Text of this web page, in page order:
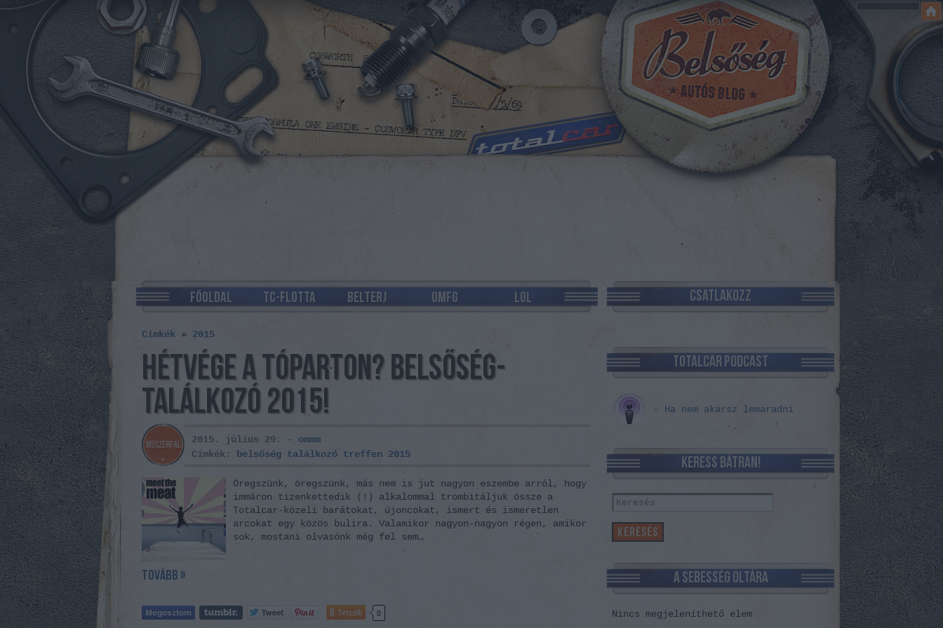
FŐOLDAL TC-FLOTTA BELTERJ OMFG LOL
Címkék » 2015
HÉTVÉGE A TÓPARTON? BELSŐSÉG-
TALÁLKOZÓ 2015!
2015. július 29. - ommm
Címkék:
belsőség találkozó treffen 2015
Öregszünk, öregszünk, más nem is jut nagyon eszembe arról, hogy
immáron tizenkettedik (!) alkalommal trombitáljuk össze a
Totalcar-közeli barátokat, újoncokat, ismert és ismeretlen
arcokat egy közös bulira. Valamikor nagyon-nagyon régen, amikor
sok, mostani olvasónk még fel sem…
tovább »
Tetszik 0
CSATLAKOZZ
TOTALCAR PODCAST
- Ha nem akarsz lemaradni
KERESS BÁTRAN!
A SEBESSÉG OLTÁRA
Nincs megjeleníthető elem